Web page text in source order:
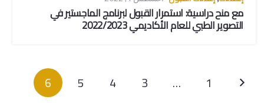
مع منح دراسية: استمرار القبول لبرنامج الماجستير في
التصوير الطبي للعام الأكاديمي 2022/2023
1
…
3
4
5
6